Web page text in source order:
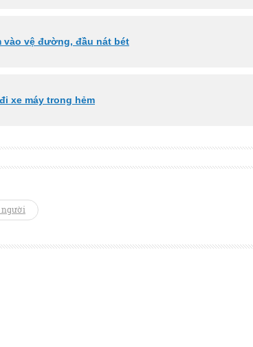
vào vệ đường, đầu nát bét
xe máy trong hẻm
người